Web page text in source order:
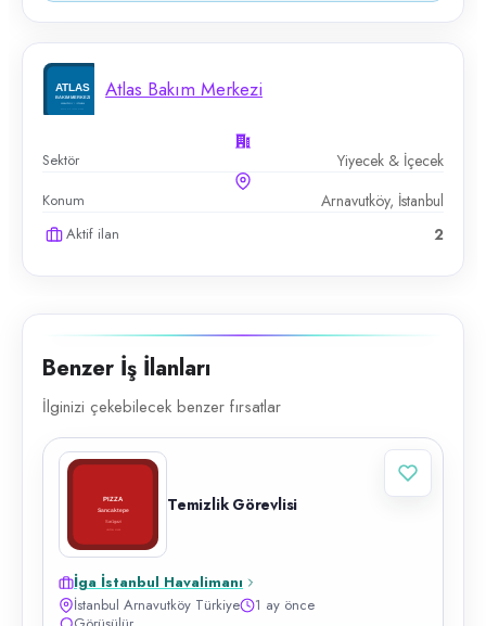
Atlas Bakım Merkezi
Sektör Yiyecek & İçecek
Konum Arnavutköy, İstanbul
Aktif ilan 2
Benzer İş İlanları
İlginizi çekebilecek benzer fırsatlar
Temizlik Görevlisi
İga İstanbul Havalimanı
İstanbul Arnavutköy Türkiye
1 ay önce